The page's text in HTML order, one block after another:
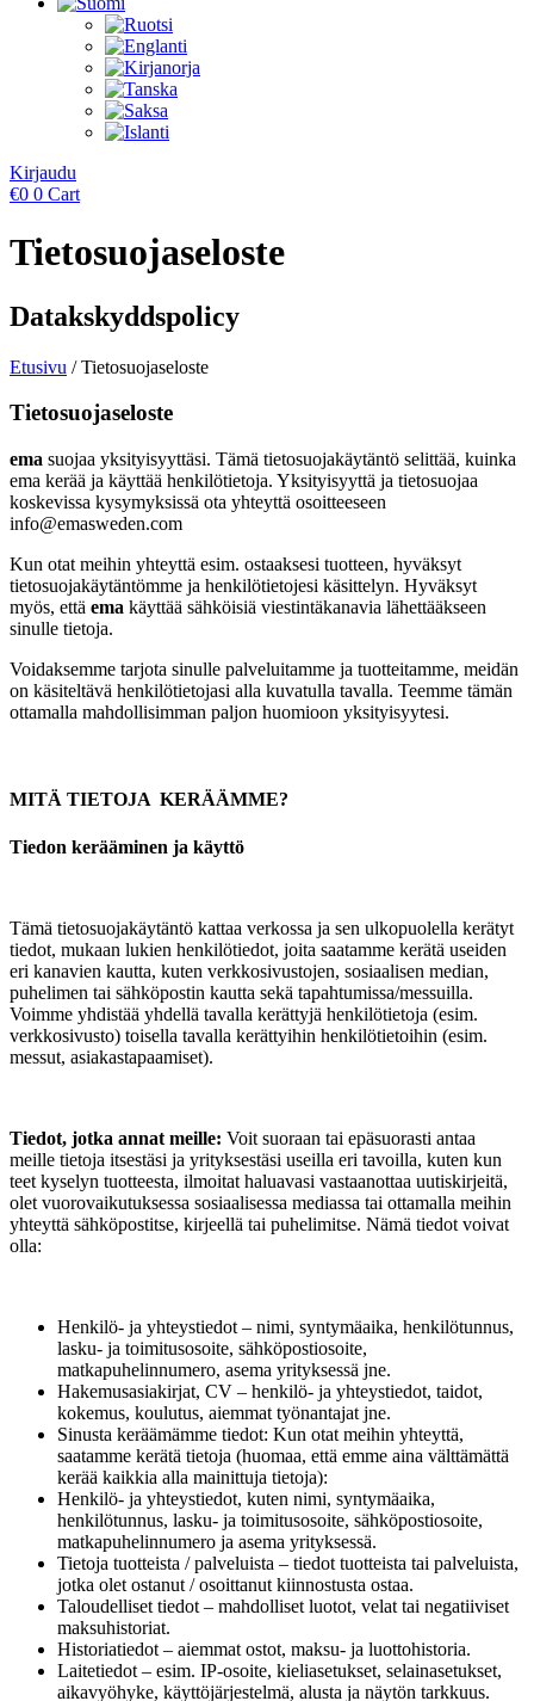
Kirjaudu
€0 0 Cart
Tietosuojaseloste
Datakskyddspolicy
Etusivu / Tietosuojaseloste
Tietosuojaseloste
ema suojaa yksityisyyttäsi. Tämä tietosuojakäytäntö selittää, kuinka
ema kerää ja käyttää henkilötietoja. Yksityisyyttä ja tietosuojaa
koskevissa kysymyksissä ota yhteyttä osoitteeseen
info@emasweden.com
Kun otat meihin yhteyttä esim. ostaaksesi tuotteen, hyväksyt
tietosuojakäytäntömme ja henkilötietojesi käsittelyn. Hyväksyt
myös, että ema käyttää sähköisiä viestintäkanavia lähettääkseen
sinulle tietoja.
Voidaksemme tarjota sinulle palveluitamme ja tuotteitamme, meidän
on käsiteltävä henkilötietojasi alla kuvatulla tavalla. Teemme tämän
ottamalla mahdollisimman paljon huomioon yksityisyytesi.
MITÄ TIETOJA KERÄÄMME?
Tiedon kerääminen ja käyttö
Tämä tietosuojakäytäntö kattaa verkossa ja sen ulkopuolella kerätyt
tiedot, mukaan lukien henkilötiedot, joita saatamme kerätä useiden
eri kanavien kautta, kuten verkkosivustojen, sosiaalisen median,
puhelimen tai sähköpostin kautta sekä tapahtumissa/messuilla.
Voimme yhdistää yhdellä tavalla kerättyjä henkilötietoja (esim.
verkkosivusto) toisella tavalla kerättyihin henkilötietoihin (esim.
messut, asiakastapaamiset).
Tiedot, jotka annat meille: Voit suoraan tai epäsuorasti antaa
meille tietoja itsestäsi ja yrityksestäsi useilla eri tavoilla, kuten kun
teet kyselyn tuotteesta, ilmoitat haluavasi vastaanottaa uutiskirjeitä,
olet vuorovaikutuksessa sosiaalisessa mediassa tai ottamalla meihin
yhteyttä sähköpostitse, kirjeellä tai puhelimitse. Nämä tiedot voivat
olla:
Henkilö- ja yhteystiedot – nimi, syntymäaika, henkilötunnus,
lasku- ja toimitusosoite, sähköpostiosoite,
matkapuhelinnumero, asema yrityksessä jne.
Hakemusasiakirjat, CV – henkilö- ja yhteystiedot, taidot,
kokemus, koulutus, aiemmat työnantajat jne.
Sinusta keräämämme tiedot: Kun otat meihin yhteyttä,
saatamme kerätä tietoja (huomaa, että emme aina välttämättä
kerää kaikkia alla mainittuja tietoja):
Henkilö- ja yhteystiedot, kuten nimi, syntymäaika,
henkilötunnus, lasku- ja toimitusosoite, sähköpostiosoite,
matkapuhelinnumero ja asema yrityksessä.
Tietoja tuotteista / palveluista – tiedot tuotteista tai palveluista,
jotka olet ostanut / osoittanut kiinnostusta ostaa.
Taloudelliset tiedot – mahdolliset luotot, velat tai negatiiviset
maksuhistoriat.
Historiatiedot – aiemmat ostot, maksu- ja luottohistoria.
Laitetiedot – esim. IP-osoite, kieliasetukset, selainasetukset,
aikavyöhyke, käyttöjärjestelmä, alusta ja näytön tarkkuus.